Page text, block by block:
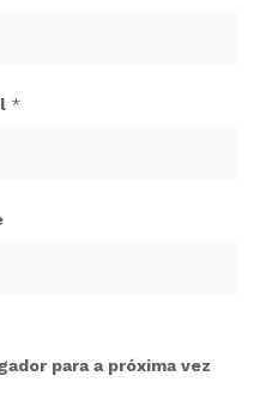
*
para a próxima vez